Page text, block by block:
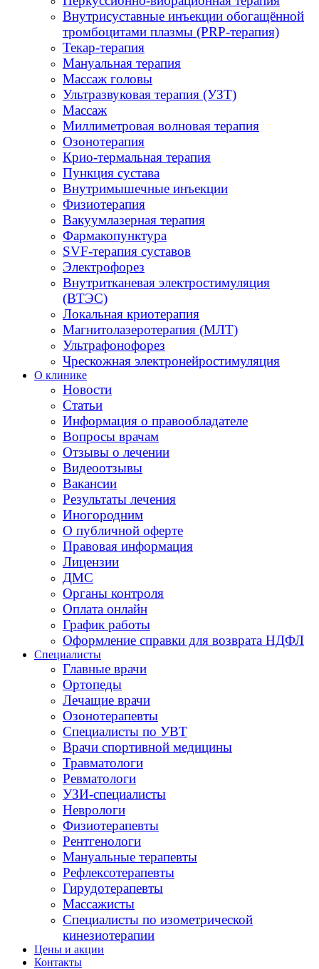
Внутрисуставные инъекции обогащённой
тромбоцитами плазмы (PRP-терапия)
Текар-терапия
Мануальная терапия
Массаж головы
Ультразвуковая терапия (УЗТ)
Массаж
Миллиметровая волновая терапия
Озонотерапия
Крио-термальная терапия
Пункция сустава
Внутримышечные инъекции
Физиотерапия
Вакуумлазерная терапия
Фармакопунктура
SVF-терапия суставов
Электрофорез
Внутритканевая электростимуляция
(ВТЭС)
Локальная криотерапия
Магнитолазеротерапия (МЛТ)
Ультрафонофорез
Чрескожная электронейростимуляция
О клинике
Новости
Статьи
Информация о правообладателе
Вопросы врачам
Отзывы о лечении
Видеоотзывы
Вакансии
Результаты лечения
Иногородним
О публичной оферте
Правовая информация
Лицензии
ДМС
Органы контроля
Оплата онлайн
График работы
Оформление справки для возврата НДФЛ
Специалисты
Главные врачи
Ортопеды
Лечащие врачи
Озонотерапевты
Специалисты по УВТ
Врачи спортивной медицины
Травматологи
Ревматологи
УЗИ-специалисты
Неврологи
Физиотерапевты
Рентгенологи
Мануальные терапевты
Рефлексотерапевты
Гирудотерапевты
Массажисты
Специалисты по изометрической
кинезиотерапии
Цены и акции
Контакты